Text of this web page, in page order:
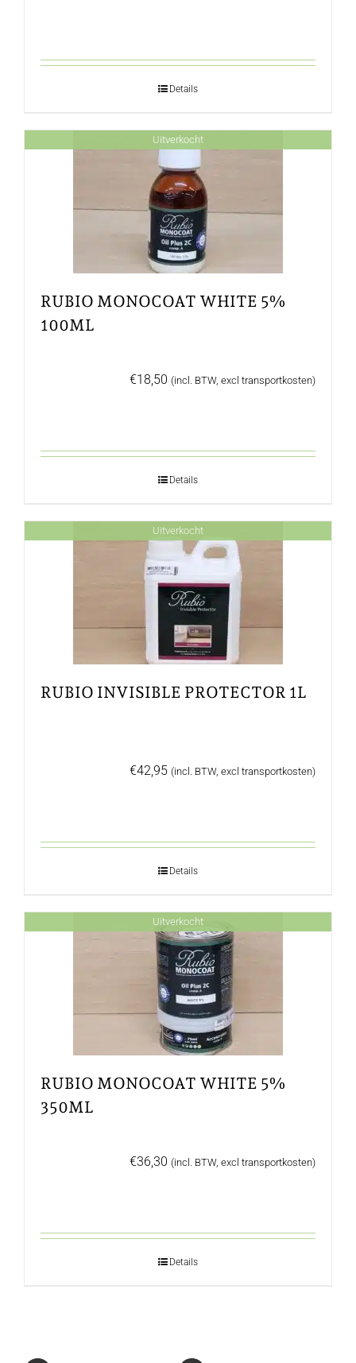
Details
Uitverkocht
RUBIO MONOCOAT WHITE 5%
100ML
€18,50 (incl. BTW, excl transportkosten)
Details
Uitverkocht
RUBIO INVISIBLE PROTECTOR 1L
€42,95 (incl. BTW, excl transportkosten)
Details
Uitverkocht
RUBIO MONOCOAT WHITE 5%
350ML
€36,30 (incl. BTW, excl transportkosten)
Details